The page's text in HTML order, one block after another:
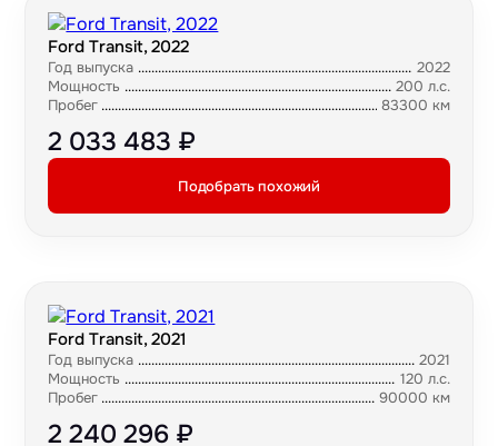
Ford Transit, 2022
Год выпуска
2022
Мощность
200 л.с.
Пробег
83300 км
2 033 483 ₽
Подобрать похожий
Ford Transit, 2021
Год выпуска
2021
Мощность
120 л.с.
Пробег
90000 км
2 240 296 ₽